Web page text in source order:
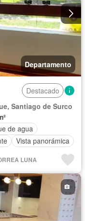
Departamento
Destacado
Santiago de Surco
de agua
Vista panorámica
LUNA